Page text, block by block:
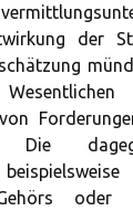
der
Die
Gehörs